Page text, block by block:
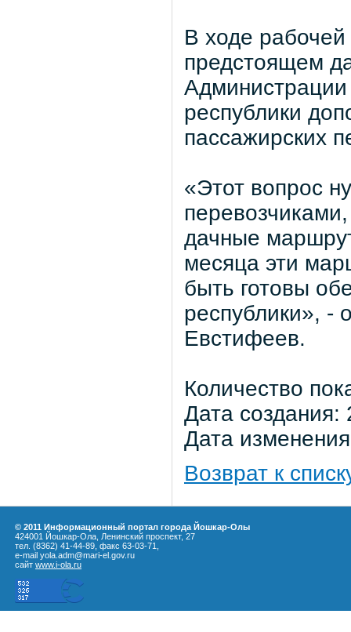
В ходе
предстоящем
республики
пассажирских
«Этот вопрос
дачные
месяца эти
быть готовы
республики», -
Евстифеев.​​​​​​​
Количество
Дата
Дата
Возврат к
© 2011 Информационный портал города Йошкар-Олы
424001 Йошкар-Ола, Ленинский проспект, 27
тел. (8362) 41-44-89, факс 63-03-71,
e-mail yola.adm@mari-el.gov.ru
сайт www.i-ola.ru